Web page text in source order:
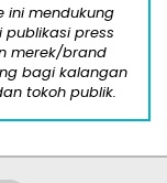
ini mendukung
press
merek/brand
bagi kalangan
tokoh publik.